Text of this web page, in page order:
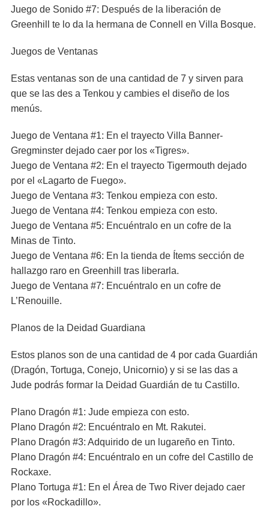
Juego de Sonido #7: Después de la liberación de
Greenhill te lo da la hermana de Connell en Villa Bosque.
Juegos de Ventanas
Estas ventanas son de una cantidad de 7 y sirven para
que se las des a Tenkou y cambies el diseño de los
menús.
Juego de Ventana #1: En el trayecto Villa Banner-
Gregminster dejado caer por los «Tigres».
Juego de Ventana #2: En el trayecto Tigermouth dejado
por el «Lagarto de Fuego».
Juego de Ventana #3: Tenkou empieza con esto.
Juego de Ventana #4: Tenkou empieza con esto.
Juego de Ventana #5: Encuéntralo en un cofre de la
Minas de Tinto.
Juego de Ventana #6: En la tienda de Ítems sección de
hallazgo raro en Greenhill tras liberarla.
Juego de Ventana #7: Encuéntralo en un cofre de
L’Renouille.
Planos de la Deidad Guardiana
Estos planos son de una cantidad de 4 por cada Guardián
(Dragón, Tortuga, Conejo, Unicornio) y si se las das a
Jude podrás formar la Deidad Guardián de tu Castillo.
Plano Dragón #1: Jude empieza con esto.
Plano Dragón #2: Encuéntralo en Mt. Rakutei.
Plano Dragón #3: Adquirido de un lugareño en Tinto.
Plano Dragón #4: Encuéntralo en un cofre del Castillo de
Rockaxe.
Plano Tortuga #1: En el Área de Two River dejado caer
por los «Rockadillo».